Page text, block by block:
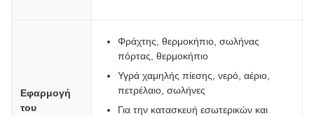
Εφαρμογή
του
Φράχτης, θερμοκήπιο, σωλήνας
πόρτας, θερμοκήπιο
Υγρά χαμηλής πίεσης, νερό, αέριο,
πετρέλαιο, σωλήνες
Για την κατασκευή εσωτερικών και